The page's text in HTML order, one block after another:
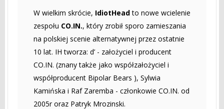
W wielkim skrócie, IdiotHeadto nowe wcielenie
zespołu CO.IN., który zrobił sporo zamieszania
na polskiej scenie alternatywnej przez ostatnie
10 lat. IH tworza: d’ - założyciel i producent
CO.IN. (znany także jako współzałożyciel i
współproducent Bipolar Bears ), Sylwia
Kamińska i Raf Zaremba - członkowie CO.IN. od
2005r oraz Patryk Mrozinski.